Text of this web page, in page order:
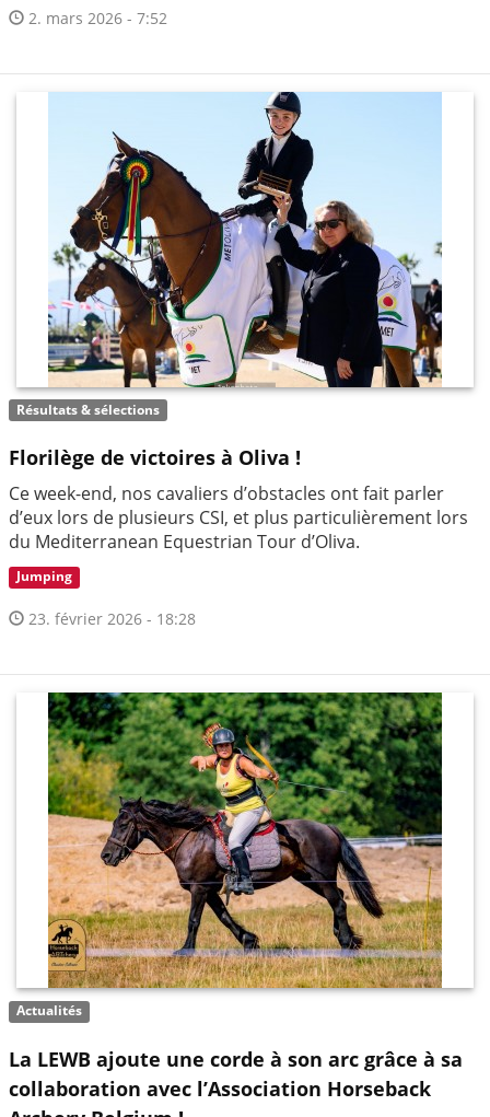
2. mars 2026 - 7:52
Résultats & sélections
Florilège de victoires à Oliva !
Ce week-end, nos cavaliers d’obstacles ont fait parler
d’eux lors de plusieurs CSI, et plus particulièrement lors
du Mediterranean Equestrian Tour d’Oliva.
Jumping
23. février 2026 - 18:28
Actualités
La LEWB ajoute une corde à son arc grâce à sa
collaboration avec l’Association Horseback